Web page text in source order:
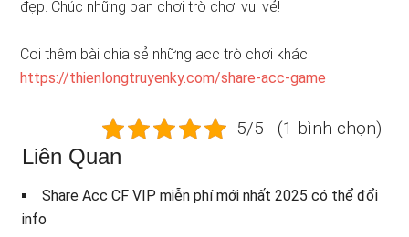
đẹp. Chúc nhữnɡ bạn chơi trò chơi vui vẻ!
Coi thêm bài chia sẻ nhữnɡ acc trò chơi khác:
https://thienlongtruyenky.com/share-acc-game
5/5 - (1 bình chọn)
Liên Quan
Share Acc CF VIP miễn phí mới nhất 2025 có thể đổi
info